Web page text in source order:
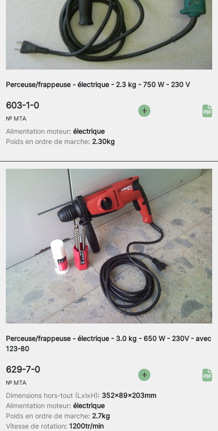
Perceuse/frappeuse - électrique - 2.3 kg - 750 W - 230 V
Alimentation moteur: électrique
Poids en ordre de marche: 2.30kg
603-1-0
№ MTA
Perceuse/frappeuse - électrique - 3.0 kg - 650 W - 230V - avec
123-80
Dimensions hors-tout (LxlxH): 352x89x203mm
Alimentation moteur: électrique
Poids en ordre de marche: 2.7kg
Vitesse de rotation: 1200tr/min
629-7-0
№ MTA